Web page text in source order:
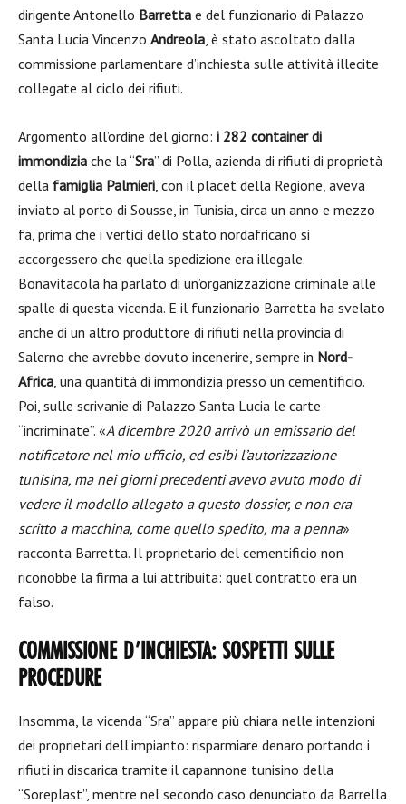
dirigente Antonello Barretta e del funzionario di Palazzo
Santa Lucia Vincenzo Andreola, è stato ascoltato dalla
commissione parlamentare d’inchiesta sulle attività illecite
collegate al ciclo dei rifiuti.
Argomento all’ordine del giorno: i 282 container di
immondizia che la “Sra” di Polla, azienda di rifiuti di proprietà
della famiglia Palmieri, con il placet della Regione, aveva
inviato al porto di Sousse, in Tunisia, circa un anno e mezzo
fa, prima che i vertici dello stato nordafricano si
accorgessero che quella spedizione era illegale.
Bonavitacola ha parlato di un’organizzazione criminale alle
spalle di questa vicenda. E il funzionario Barretta ha svelato
anche di un altro produttore di rifiuti nella provincia di
Salerno che avrebbe dovuto incenerire, sempre in Nord-
Africa, una quantità di immondizia presso un cementificio.
Poi, sulle scrivanie di Palazzo Santa Lucia le carte
“incriminate”. «A dicembre 2020 arrivò un emissario del
notificatore nel mio ufficio, ed esibì l’autorizzazione
tunisina, ma nei giorni precedenti avevo avuto modo di
vedere il modello allegato a questo dossier, e non era
scritto a macchina, come quello spedito, ma a penna»
racconta Barretta. Il proprietario del cementificio non
riconobbe la firma a lui attribuita: quel contratto era un
falso.
COMMISSIONE D’INCHIESTA: SOSPETTI SULLE
PROCEDURE
Insomma, la vicenda “Sra” appare più chiara nelle intenzioni
dei proprietari dell’impianto: risparmiare denaro portando i
rifiuti in discarica tramite il capannone tunisino della
“Soreplast”, mentre nel secondo caso denunciato da Barrella